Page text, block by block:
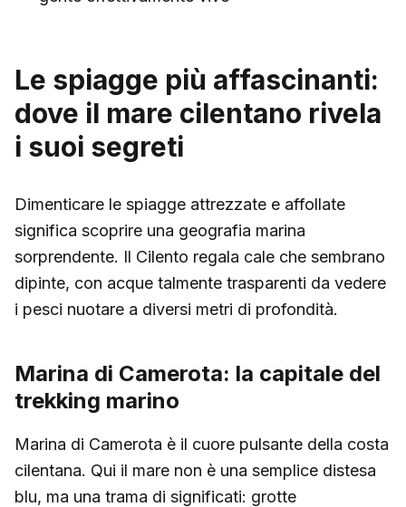
Le spiagge più affascinanti:
dove il mare cilentano rivela
i suoi segreti
Dimenticare le spiagge attrezzate e affollate
significa scoprire una geografia marina
sorprendente. Il Cilento regala cale che sembrano
dipinte, con acque talmente trasparenti da vedere
i pesci nuotare a diversi metri di profondità.
Marina di Camerota: la capitale del
trekking marino
Marina di Camerota è il cuore pulsante della costa
cilentana. Qui il mare non è una semplice distesa
blu, ma una trama di significati: grotte